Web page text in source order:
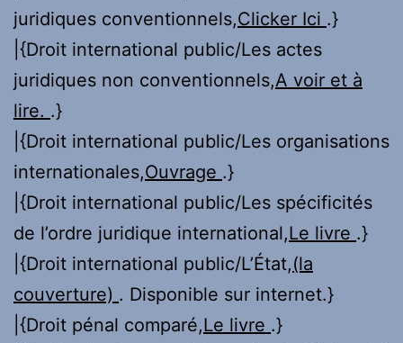
juridiques conventionnels,Clicker Ici .}
|{Droit international public/Les actes
juridiques non conventionnels,A voir et à
lire. .}
|{Droit international public/Les organisations
internationales,Ouvrage .}
|{Droit international public/Les spécificités
de l’ordre juridique international,Le livre .}
|{Droit international public/L’État,(la
couverture) . Disponible sur internet.}
|{Droit pénal comparé,Le livre .}